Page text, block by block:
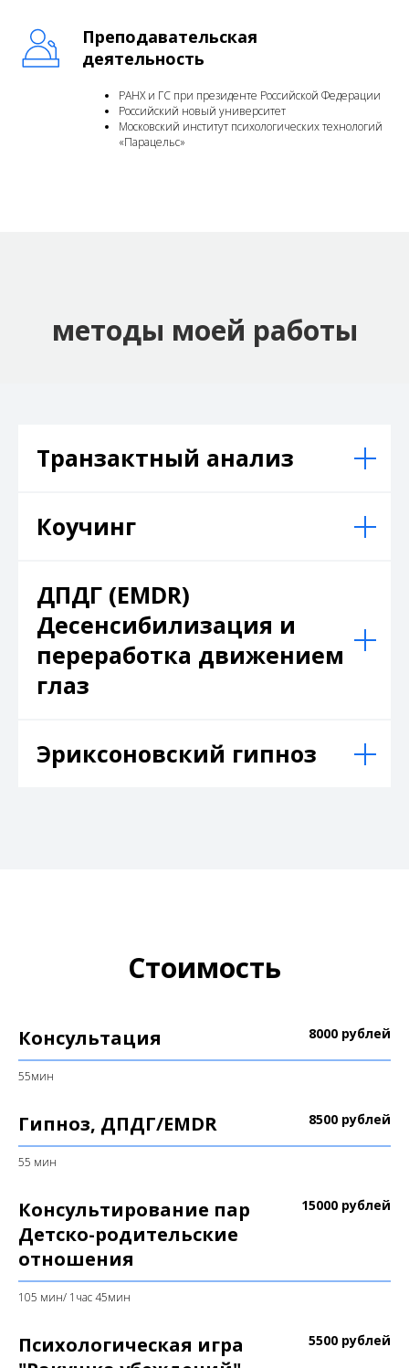
Преподавательская
деятельность
РАНХ и ГС при президенте Российской Федерации
Российский новый университет
Московский институт психологических технологий
«Парацельс»
методы моей работы
Транзактный анализ
Коучинг
ДПДГ (EMDR)
Десенсибилизация и
переработка движением
глаз
Эриксоновский гипноз
Стоимость
Консультация 8000 рублей
55мин
Гипноз, ДПДГ/EMDR 8500 рублей
55 мин
Консультирование пар
Детско-родительские
отношения
15000 рублей
105 мин/ 1час 45мин
Психологическая игра
5500 рублей